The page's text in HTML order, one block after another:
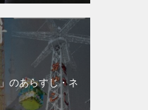
のあらすじ・ネ